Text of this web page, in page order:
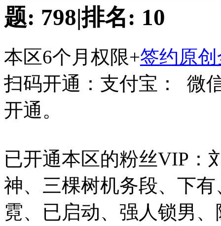
题: 798|排名: 10
本区6个月权限+签约原
扫码开通：支付宝：
微
开通。
已开通本区的粉丝VIP：
神、三棵树机务段、下
霓、已启动、强人锁男